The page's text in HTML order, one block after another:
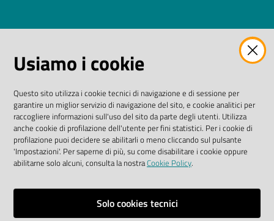
I dati personali pubblicati sono riutilizzabili solo alle
2003/98/CE e dal D. Lgs. n. 36/2006
SEGUICI SU
Facebook Biblioteche
Instagram
TwitterYouTube
Scarica le app
Usiamo i cookie
Questo sito utilizza i cookie tecnici di navigazione e di sessione per
garantire un miglior servizio di navigazione del sito, e cookie analitici per
raccogliere informazioni sull'uso del sito da parte degli utenti. Utilizza
anche cookie di profilazione dell'utente per fini statistici. Per i cookie di
profilazione puoi decidere se abilitarli o meno cliccando sul pulsante
'Impostazioni'. Per saperne di più, su come disabilitare i cookie oppure
abilitarne solo alcuni, consulta la nostraCookie Policy.
Solo cookies tecnici